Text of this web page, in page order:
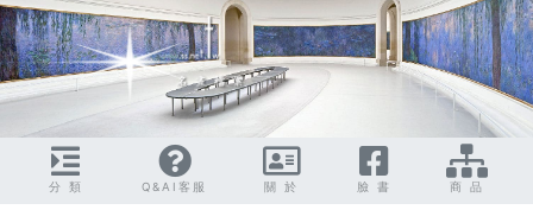
分 類 Q&AI客服 關 於 臉 書 商 品